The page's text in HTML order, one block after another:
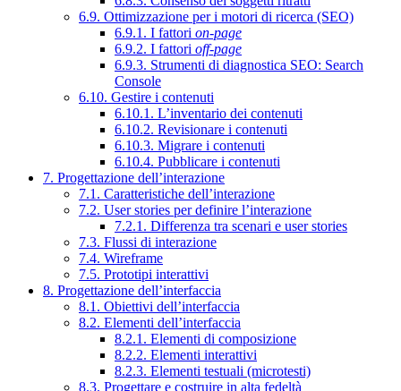
6.9. Ottimizzazione per i motori di ricerca (SEO)
6.9.1. I fattori on-page
6.9.2. I fattori off-page
6.9.3. Strumenti di diagnostica SEO: Search
Console
6.10. Gestire i contenuti
6.10.1. L’inventario dei contenuti
6.10.2. Revisionare i contenuti
6.10.3. Migrare i contenuti
6.10.4. Pubblicare i contenuti
7. Progettazione dell’interazione
7.1. Caratteristiche dell’interazione
7.2. User stories per definire l’interazione
7.2.1. Differenza tra scenari e user stories
7.3. Flussi di interazione
7.4. Wireframe
7.5. Prototipi interattivi
8. Progettazione dell’interfaccia
8.1. Obiettivi dell’interfaccia
8.2. Elementi dell’interfaccia
8.2.1. Elementi di composizione
8.2.2. Elementi interattivi
8.2.3. Elementi testuali (microtesti)
8.3. Progettare e costruire in alta fedeltà